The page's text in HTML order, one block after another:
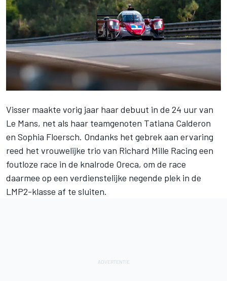
Visser maakte vorig jaar haar debuut in de 24 uur van
Le Mans, net als haar teamgenoten Tatiana Calderon
en Sophia Floersch. Ondanks het gebrek aan ervaring
reed het vrouwelijke trio van Richard Mille Racing een
foutloze race in de knalrode Oreca, om de race
daarmee op een verdienstelijke negende plek in de
LMP2-klasse af te sluiten.